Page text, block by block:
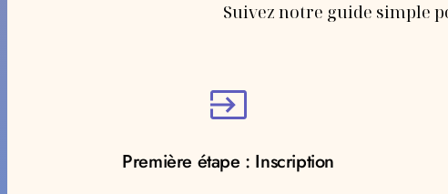
Suivez notre guide simple
Première étape : Inscription